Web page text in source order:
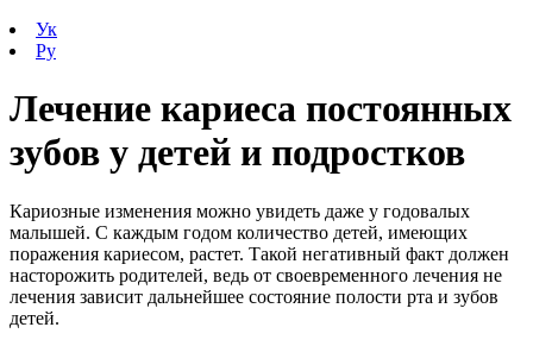
Ук
Ру
Лечение кариеса постоянных
зубов у детей и подростков
Кариозные изменения можно увидеть даже у годовалых
малышей. С каждым годом количество детей, имеющих
поражения кариесом, растет. Такой негативный факт должен
насторожить родителей, ведь от своевременного лечения не
лечения зависит дальнейшее состояние полости рта и зубов
детей.